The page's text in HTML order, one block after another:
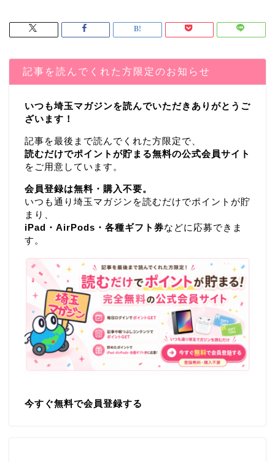
記事を読んでくれた方限定のお知らせ
いつも埼玉マガジンを読んでいただきありがとうご
ざいます！
記事を最後まで読んでくれた方限定で、
読むだけでポイントが貯まる無料の公式会員サイト
をご用意しています。
会員登録は無料・購入不要。
いつも通り埼玉マガジンを読むだけでポイントが貯
まり、
iPad・AirPods・各種ギフト券などに応募できま
す。
今すぐ無料で会員登録する